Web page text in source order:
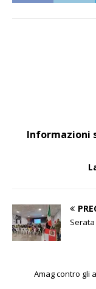
Informazioni
Amag contro gli